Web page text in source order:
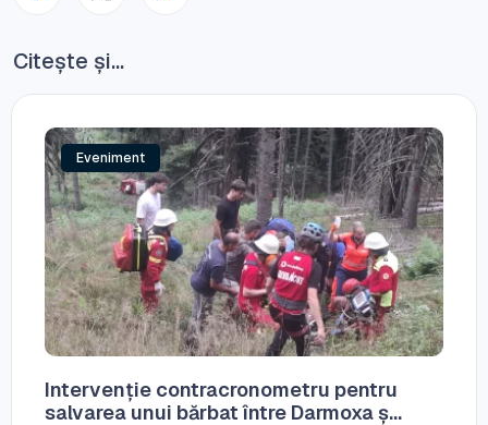
Citește și...
Eveniment
Intervenție contracronometru pentru
salvarea unui bărbat între Darmoxa ș...